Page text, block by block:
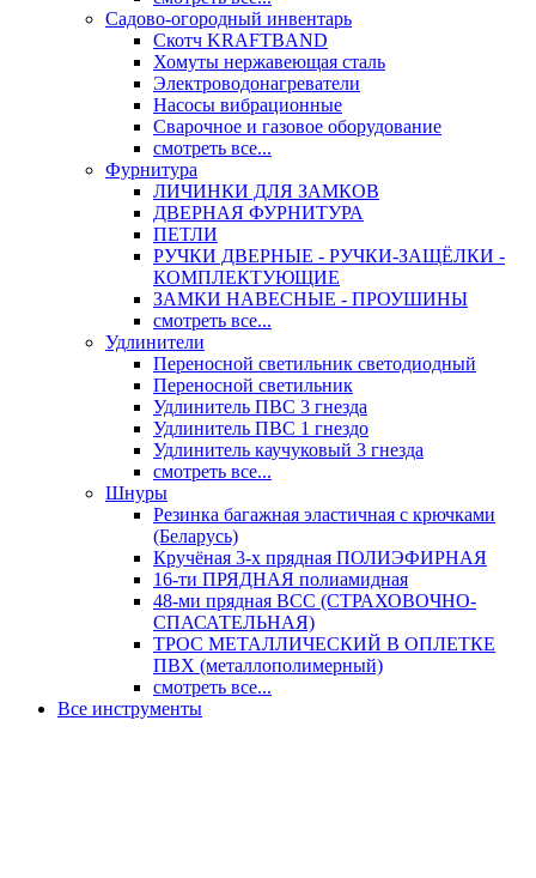
Садово-огородный инвентарь
Скотч KRAFTBAND
Хомуты нержавеющая сталь
Электроводонагреватели
Насосы вибрационные
Сварочное и газовое оборудование
смотреть все...
Фурнитура
ЛИЧИНКИ ДЛЯ ЗАМКОВ
ДВЕРНАЯ ФУРНИТУРА
ПЕТЛИ
РУЧКИ ДВЕРНЫЕ - РУЧКИ-ЗАЩЁЛКИ -
КОМПЛЕКТУЮЩИЕ
ЗАМКИ НАВЕСНЫЕ - ПРОУШИНЫ
смотреть все...
Удлинители
Переносной светильник светодиодный
Переносной светильник
Удлинитель ПВС 3 гнезда
Удлинитель ПВС 1 гнездо
Удлинитель каучуковый 3 гнезда
смотреть все...
Шнуры
Резинка багажная эластичная с крючками
(Беларусь)
Кручёная 3-х прядная ПОЛИЭФИРНАЯ
16-ти ПРЯДНАЯ полиамидная
48-ми прядная ВСС (СТРАХОВОЧНО-
СПАСАТЕЛЬНАЯ)
ТРОС МЕТАЛЛИЧЕСКИЙ В ОПЛЕТКЕ
ПВХ (металлополимерный)
смотреть все...
Все инструменты